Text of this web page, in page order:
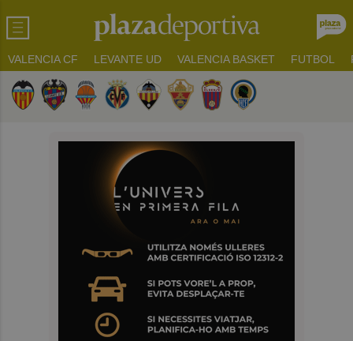
VALENCIA CF LEVANTE UD VALENCIA BASKET FUTBOL